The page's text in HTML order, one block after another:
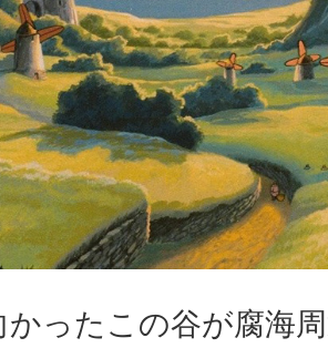
かったこの谷が腐海